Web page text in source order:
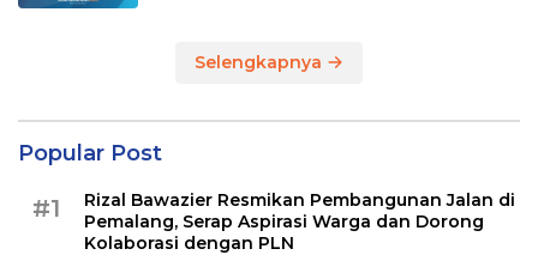
Selengkapnya
Popular Post
#1
Rizal Bawazier Resmikan Pembangunan Jalan di
Pemalang, Serap Aspirasi Warga dan Dorong
Kolaborasi dengan PLN